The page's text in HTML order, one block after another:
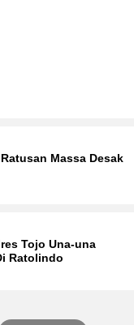
Massa Desak
Tojo Una-una
Ratolindo